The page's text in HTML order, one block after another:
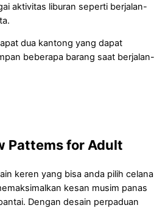
aktivitas liburan seperti berjalan-
dua kantong yang dapat
beberapa barang saat berjalan-
Pattems for Adult
keren yang bisa anda pilih celana
kesan musim panas
Dengan desain perpaduan